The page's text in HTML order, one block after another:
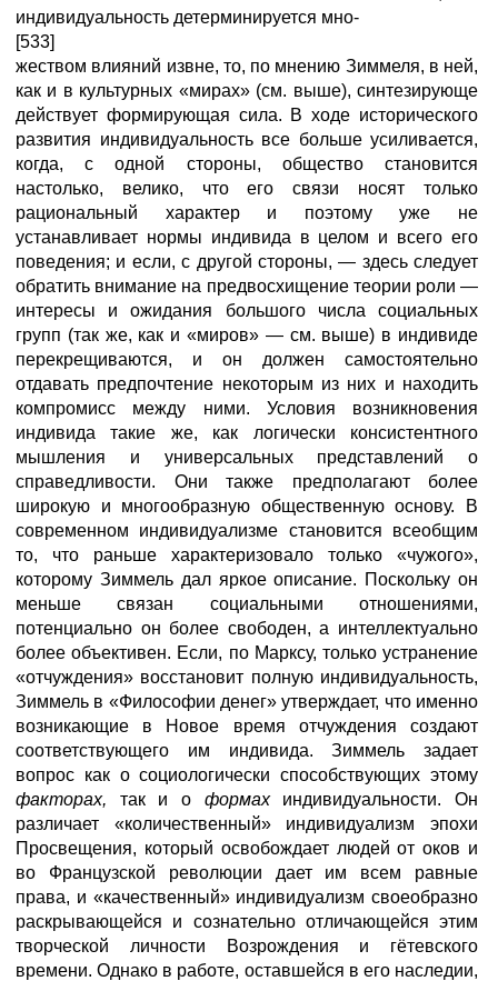
индивидуальность детерминируется мно-
[533]
жеством влияний извне, то, по мнению Зиммеля, в ней,
как и в культурных «мирах» (см. выше), синтезирующе
действует формирующая сила. В ходе исторического
развития индивидуальность все больше усиливается,
когда, с одной стороны, общество становится
настолько, велико, что его связи носят только
рациональный характер и поэтому уже не
устанавливает нормы индивида в целом и всего его
поведения; и если, с другой стороны, — здесь следует
обратить внимание на предвосхищение теории роли —
интересы и ожидания большого числа социальных
групп (так же, как и «миров» — см. выше) в индивиде
перекрещиваются, и он должен самостоятельно
отдавать предпочтение некоторым из них и находить
компромисс между ними. Условия возникновения
индивида такие же, как логически консистентного
мышления и универсальных представлений о
справедливости. Они также предполагают более
широкую и многообразную общественную основу. В
современном индивидуализме становится всеобщим
то, что раньше характеризовало только «чужого»,
которому Зиммель дал яркое описание. Поскольку он
меньше связан социальными отношениями,
потенциально он более свободен, а интеллектуально
более объективен. Если, по Марксу, только устранение
«отчуждения» восстановит полную индивидуальность,
Зиммель в «Философии денег» утверждает, что именно
возникающие в Новое время отчуждения создают
соответствующего им индивида. Зиммель задает
вопрос как о социологически способствующих этому
факторах, так и о формах индивидуальности. Он
различает «количественный» индивидуализм эпохи
Просвещения, который освобождает людей от оков и
во Французской революции дает им всем равные
права, и «качественный» индивидуализм своеобразно
раскрывающейся и сознательно отличающейся этим
творческой личности Возрождения и гётевского
времени. Однако в работе, оставшейся в его наследии,